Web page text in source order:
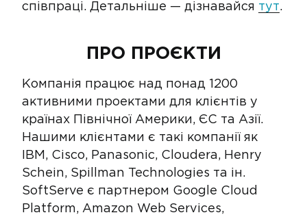
співпраці. Детальніше — дізнавайся тут.
ПРО ПРОЄКТИ
Компанія працює над понад 1200
активними проектами для клієнтів у
країнах Північної Америки, ЄС та Азії.
Нашими клієнтами є такі компанії як
IBM, Cisco, Panasonic, Cloudera, Henry
Schein, Spillman Technologies та ін.
SoftServe є партнером Google Cloud
Platform, Amazon Web Services,